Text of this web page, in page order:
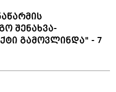
შენახვა-
გამოვლინდა" - 7